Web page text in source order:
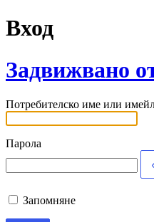
Вход
Задвижвано
Потребителско име или
Парола
Запомняне